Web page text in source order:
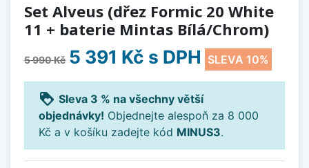
Set Alveus (dřez Formic 20 White
11 + baterie Mintas Bílá/Chrom)
5 990 Kč 5 391 Kč s DPH SLEVA 10%
loyalty Sleva 3 % na všechny větší
objednávky! Objednejte alespoň za 8 000
Kč a v košíku zadejte kód MINUS3.